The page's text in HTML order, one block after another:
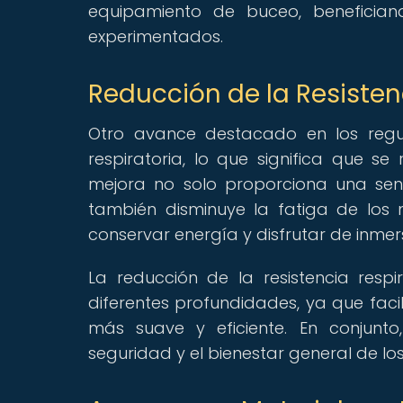
equipamiento de buceo,
experimentados.
Reducción de la
Otro avance destacado en los
respiratoria, lo que significa que se
mejora no solo proporciona una
también disminuye la fatiga de los
conservar energía y disfrutar de
La reducción de la resistencia
diferentes profundidades, ya que
más suave y eficiente. En
seguridad y el bienestar general de